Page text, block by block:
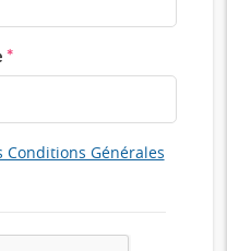
*
Conditions Générales